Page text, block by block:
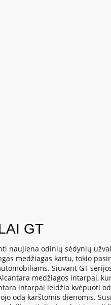
GT
naujiena odinių sėdynių
medžiagas kartu, tokio
Siuvant GT
medžiagos intarpai,
intarpai leidžia kvėpuoti
odą karštomis dienomis.